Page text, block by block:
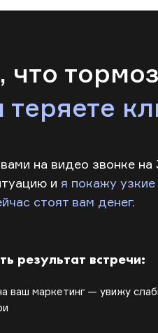
что
теряете
на видео звонке на
и я покажу
стоят вам денег.
ваш маркетинг — увижу
результат встречи: